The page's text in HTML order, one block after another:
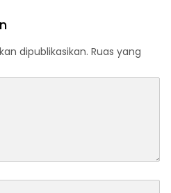
dipublikasikan. Ruas yang